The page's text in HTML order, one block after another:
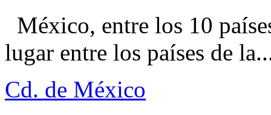
México, entre los 10
lugar entre los países de
Cd. de México